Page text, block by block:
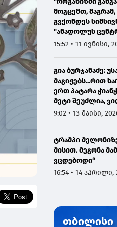
მოგცემთ,
გვქონდეს
"ანადოლუს
ონკოლოგთან
15:52 • 11 ივნისი,
გია ბურჯანაძე:
მაგიჟებს...რით
ერთ პატარა
მეტი შეუძლია,
ჩვენგანს...
9:02 • 13 მაისი,
ტრამპი
მისით. მეგონა
ვცდებოდი“
16:54 • 14 აპრილი,